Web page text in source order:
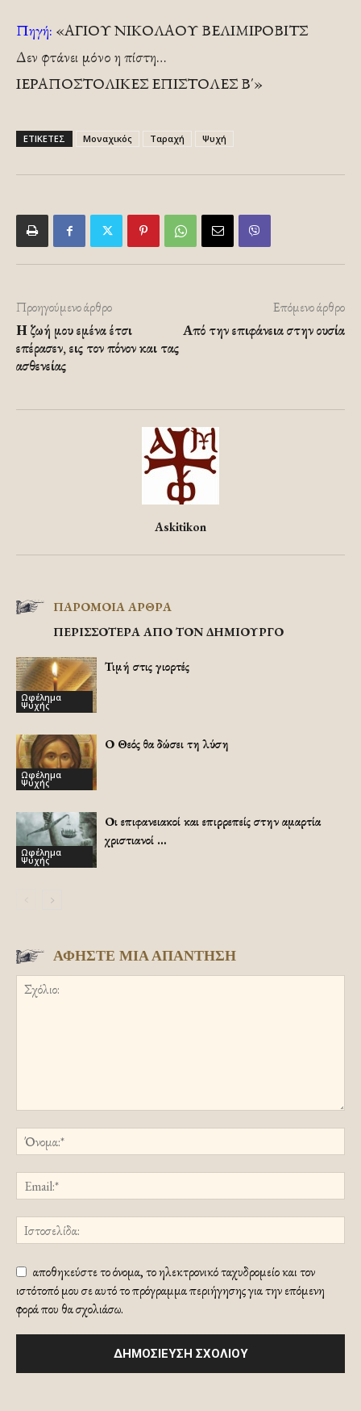
Πηγή: «ΑΓΙΟΥ ΝΙΚΟΛΑΟΥ ΒΕΛΙΜΙΡΟΒΙΤΣ
Δεν φτάνει μόνο η πίστη…
ΙΕΡΑΠΟΣΤΟΛΙΚΕΣ ΕΠΙΣΤΟΛΕΣ Β΄»
ΕΤΙΚΕΤΕΣ Μοναχικός Ταραχή Ψυχή
Προηγούμενο άρθρο
Η ζωή μου εμένα έτσι
επέρασεν, εις τον πόνον και τας
ασθενείας
Επόμενο άρθρο
Από την επιφάνεια στην ουσία
Askitikon
ΠΑΡΟΜΟΙΑ ΑΡΘΡΑ
ΠΕΡΙΣΣΟΤΕΡΑ ΑΠΟ ΤΟΝ ΔΗΜΙΟΥΡΓΟ
Ωφέλημα
Ψυχής
Τιμή στις γιορτές
Ωφέλημα
Ψυχής
Ο Θεός θα δώσει τη λύση
Ωφέλημα
Ψυχής
Οι επιφανειακοί και επιρρεπείς στην αμαρτία
χριστιανοί …
ΑΦΗΣΤΕ ΜΙΑ ΑΠΑΝΤΗΣΗ
αποθηκεύστε το όνομα, το ηλεκτρονικό ταχυδρομείο και τον
ιστότοπό μου σε αυτό το πρόγραμμα περιήγησης για την επόμενη
φορά που θα σχολιάσω.